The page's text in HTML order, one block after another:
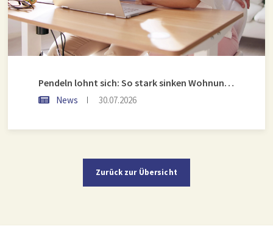
Pendeln lohnt sich: So stark sinken Wohnungspreise im Umland
News 30.07.2026
Zurück zur Übersicht